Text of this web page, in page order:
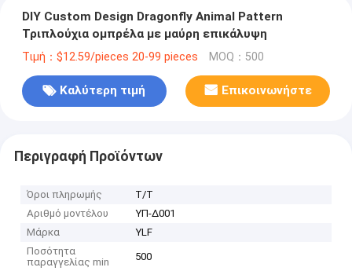
DIY Custom Design Dragonfly Animal Pattern
Τριπλούχια ομπρέλα με μαύρη επικάλυψη
Τιμή：$12.59/pieces 20-99 pieces MOQ：500
Καλύτερη τιμή Επικοινωνήστε
Περιγραφή Προϊόντων
Όροι πληρωμής
Τ/Τ
Αριθμό μοντέλου
ΥΠ-Δ001
Μάρκα
YLF
Ποσότητα
παραγγελίας min
500